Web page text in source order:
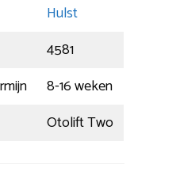
Hulst
4581
8-16 weken
Otolift Two